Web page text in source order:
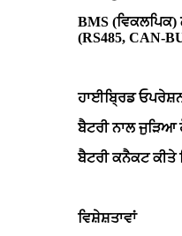
BMS
(RS485, CAN-
ਹਾਈਬ੍ਰਿਡ
ਬੈਟਰੀ ਨਾਲ
ਬੈਟਰੀ ਕਨੈਕਟ ਕੀਤੇ
ਵਿਸ਼ੇਸ਼ਤਾਵਾਂ